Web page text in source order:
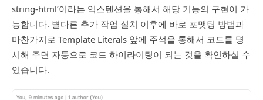
string-html’이라는 익스텐션을 통해서 해당 기능의 구현이 가
능합니다. 별다른 추가 작업 설치 이후에 바로 포맷팅 방법과
마찬가지로 Template Literals 앞에 주석을 통해서 코드를 명
시해 주면 자동으로 코드 하이라이팅이 되는 것을 확인하실 수
있습니다.